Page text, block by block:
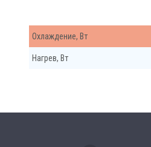
Охлаждение, Вт
Нагрев, Вт